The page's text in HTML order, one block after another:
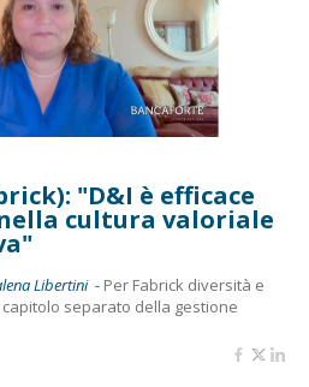
"D&I è efficace
cultura valoriale
Libertini - Per Fabrick diversità e
separato della gestione